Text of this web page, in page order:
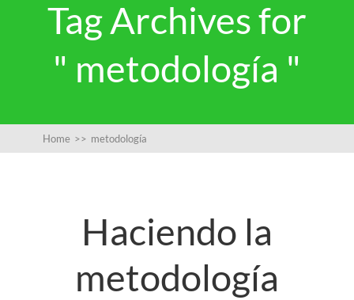
Tag Archives for
" metodología "
Home >> metodología
Haciendo la
metodología